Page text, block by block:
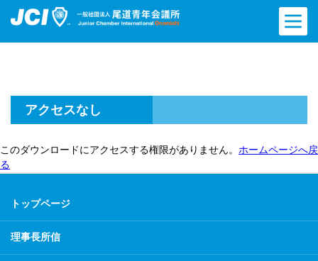
アクセスなし
このダウンロードにアクセスする権限がありません。 ホームページへ戻
る
トップページ
理事長所信